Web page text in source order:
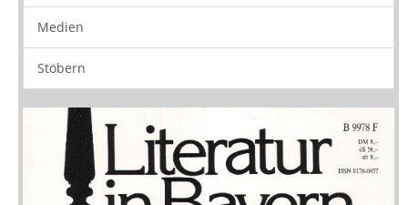
Vorschau
Rezensionen
Medien